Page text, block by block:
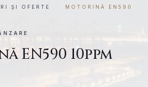
ȘI OFERTE
MOTORINĂ EN590
EN590 10ppm